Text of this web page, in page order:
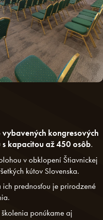
vybavených kongresových
kapacitou až 450 osôb.
v obklopení Štiavnickej
kútov Slovenska.
ich prednosťou je prirodzené
ponúkame aj